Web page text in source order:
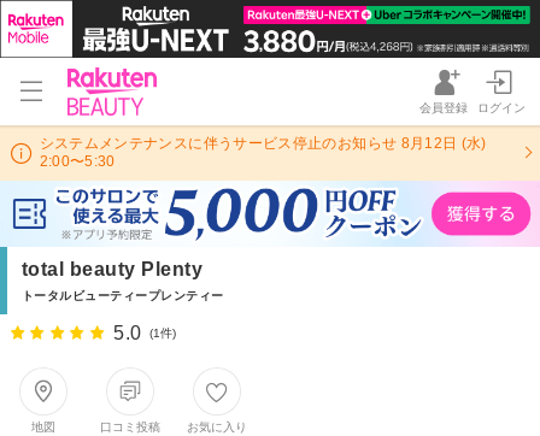
会員登録 ログイン
システムメンテナンスに伴うサービス停止のお知らせ 8月12日 (水)
2:00〜5:30
total beauty Plenty
トータルビューティープレンティー
5.0 (1件)
地図
口コミ投稿
お気に入り